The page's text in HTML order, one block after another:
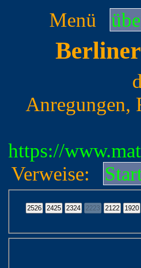
Menü
Anregungen,
https://
Verweise: